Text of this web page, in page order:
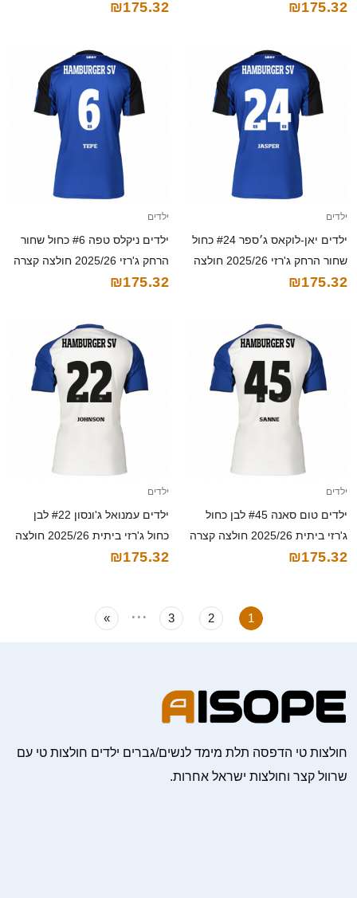
₪175.32
₪175.32
ילדים
ילדים יאן-לוקאס ג׳ספר #24 כחול
שחור הרחק ג'רזי 2025/26 חולצה
קצרה
₪175.32
ילדים
ילדים ניקלס טפה #6 כחול שחור
הרחק ג'רזי 2025/26 חולצה קצרה
₪175.32
ילדים
ילדים טום סאנה #45 לבן כחול
ג'רזי ביתית 2025/26 חולצה קצרה
₪175.32
ילדים
ילדים עמנואל ג'ונסון #22 לבן
כחול ג'רזי ביתית 2025/26 חולצה
קצרה
₪175.32
1
2
3
...
»
חולצות טי הדפסה תלת מימד לנשים/גברים ילדים חולצות טי עם
שרוול קצר וחולצות ישראל אחרות.